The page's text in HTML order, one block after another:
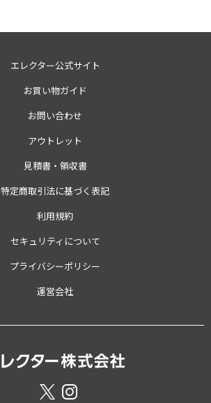
エレクター公式サイト
お買い物ガイド
お問い合わせ
アウトレット
見積書・領収書
特定商取引法に基づく表記
利用規約
セキュリティについて
プライバシーポリシー
運営会社